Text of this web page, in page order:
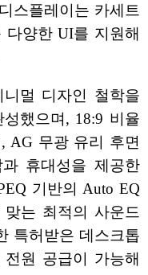
스플레이는 카세트
양한 UI를 지원해
멀 디자인 철학을
했으며, 18:9 비율
AG 무광 유리 후면
휴대성을 제공한
기반의 Auto EQ
는 최적의 사운드
특허받은 데스크톱
원 공급이 가능해